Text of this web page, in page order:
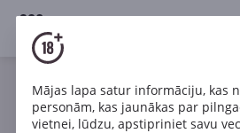
18+
Mājas lapa satur informāciju, kas
personām, kas jaunākas par
vietnei, lūdzu, apstipriniet savu